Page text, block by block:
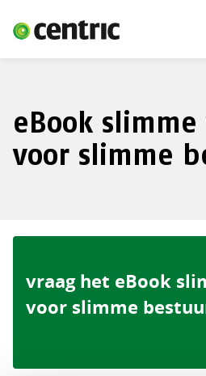
eBook
voor slimme
vraag het eBook
voor slimme